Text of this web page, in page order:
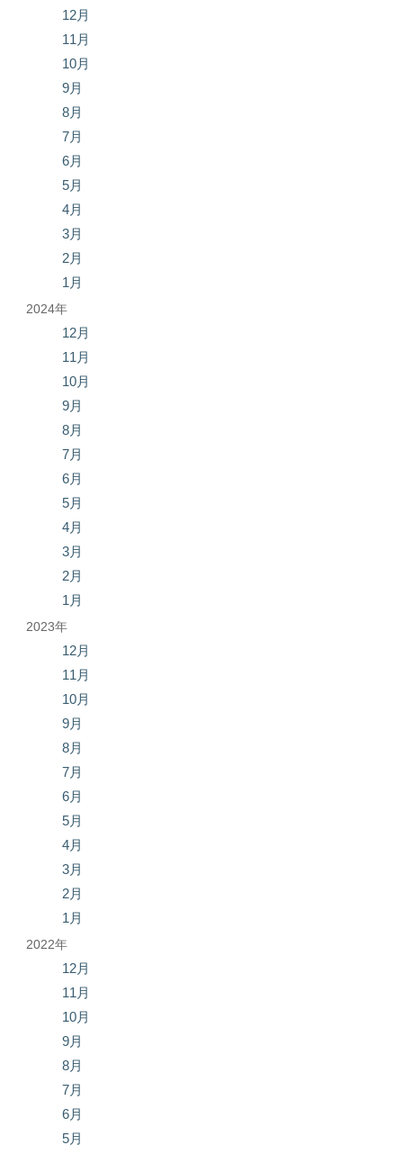
12月
11月
10月
9月
8月
7月
6月
5月
4月
3月
2月
1月
2024年
12月
11月
10月
9月
8月
7月
6月
5月
4月
3月
2月
1月
2023年
12月
11月
10月
9月
8月
7月
6月
5月
4月
3月
2月
1月
2022年
12月
11月
10月
9月
8月
7月
6月
5月